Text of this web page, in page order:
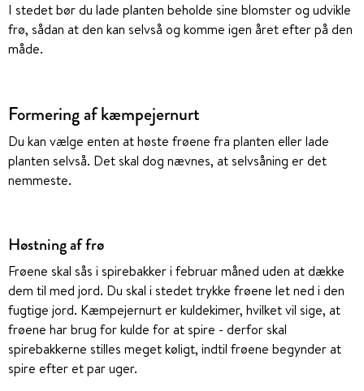
I stedet bør du lade planten beholde sine blomster og udvikle
frø, sådan at den kan selvså og komme igen året efter på den
måde.
Formering af kæmpejernurt
Du kan vælge enten at høste frøene fra planten eller lade
planten selvså. Det skal dog nævnes, at selvsåning er det
nemmeste.
Høstning af frø
Frøene skal sås i spirebakker i februar måned uden at dække
dem til med jord. Du skal i stedet trykke frøene let ned i den
fugtige jord. Kæmpejernurt er kuldekimer, hvilket vil sige, at
frøene har brug for kulde for at spire - derfor skal
spirebakkerne stilles meget køligt, indtil frøene begynder at
spire efter et par uger.